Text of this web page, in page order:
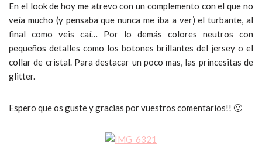
En el look de hoy me atrevo con un complemento con el que no
veía mucho (y pensaba que nunca me iba a ver) el turbante, al
final como veis caí… Por lo demás colores neutros con
pequeños detalles como los botones brillantes del jersey o el
collar de cristal. Para destacar un poco mas, las princesitas de
glitter.
Espero que os guste y gracias por vuestros comentarios!! 🙂